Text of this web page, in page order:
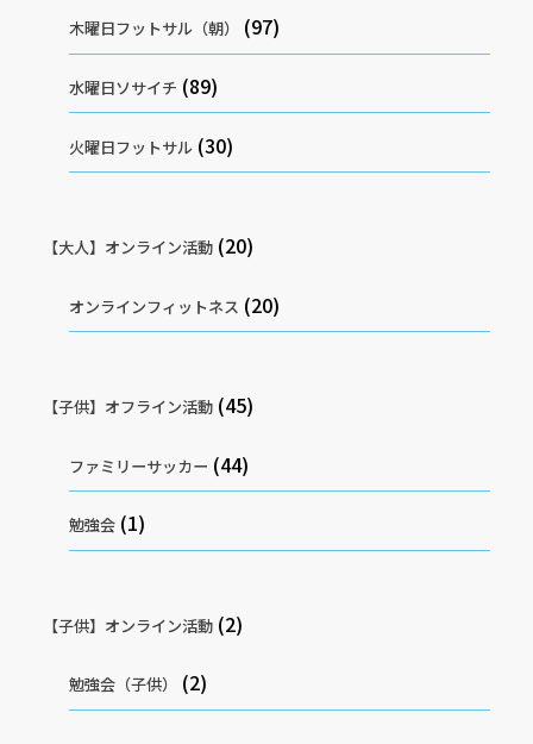
木曜日フットサル（朝） (97)
水曜日ソサイチ (89)
火曜日フットサル (30)
【大人】オンライン活動(20)
オンラインフィットネス (20)
【子供】オフライン活動(45)
ファミリーサッカー (44)
勉強会 (1)
【子供】オンライン活動(2)
勉強会（子供） (2)